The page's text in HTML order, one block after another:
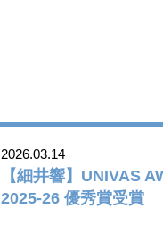
2026.03.14
【細井響】UNIVAS
2025-26 優秀賞受賞